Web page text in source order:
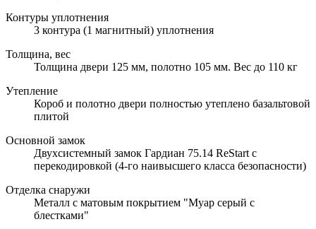
Контуры уплотнения
3 контура (1 магнитный) уплотнения
Толщина, вес
Толщина двери 125 мм, полотно 105 мм. Вес до 110 кг
Утепление
Короб и полотно двери полностью утеплено базальтовой
плитой
Основной замок
Двухсистемный замок Гардиан 75.14 ReStart с
перекодировкой (4-го наивысшего класса безопасности)
Отделка снаружи
Металл с матовым покрытием "Муар серый с
блестками"